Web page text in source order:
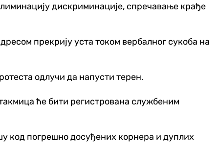
дискриминације, спречавање крађе
прекрију уста током вербалног сукоба на
одлучи да напусти терен.
ће бити регистрована службеним
код погрешно досуђених корнера и дуплих